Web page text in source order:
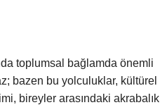
toplumsal bağlamda önemli
bazen bu yolculuklar, kültürel
bireyler arasındaki akrabalık